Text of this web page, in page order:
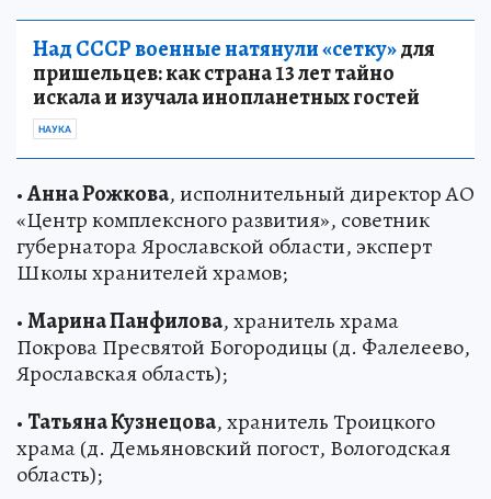
Над СССР военные натянули «сетку»для
пришельцев: как страна 13 лет тайно
искала и изучала инопланетных гостей
НАУКА
•Анна Рожкова, исполнительный директор АО
«Центр комплексного развития», советник
губернатора Ярославской области, эксперт
Школы хранителей храмов;
•Марина Панфилова, хранитель храма
Покрова Пресвятой Богородицы (д. Фалелеево,
Ярославская область);
• Татьяна Кузнецова, хранитель Троицкого
храма (д. Демьяновский погост, Вологодская
область);